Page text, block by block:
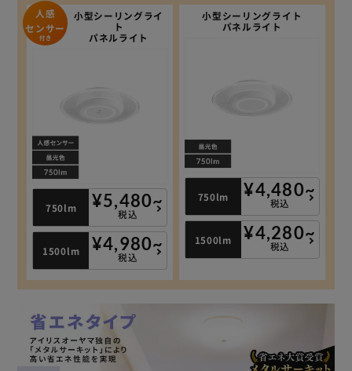
人感
センサー
付き
小型シーリングライ
ト
パネルライト
750lm ¥5,480~
税込
1500lm ¥4,980~
税込
小型シーリングライト
パネルライト
750lm ¥4,480~
税込
1500lm ¥4,280~
税込